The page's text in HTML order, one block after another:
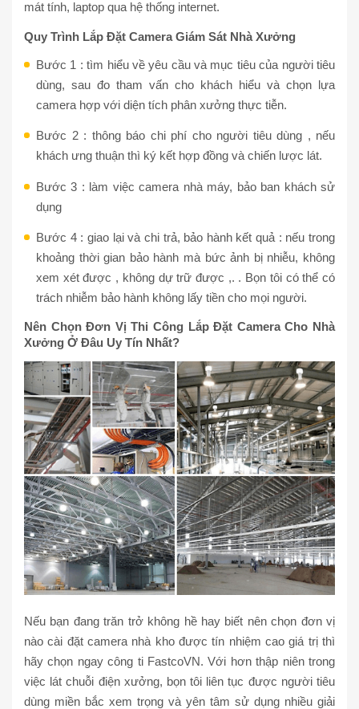
mát tính, laptop qua hệ thống internet.
Quy Trình Lắp Đặt Camera Giám Sát Nhà Xưởng
Bước 1 : tìm hiểu về yêu cầu và mục tiêu của người tiêu
dùng, sau đo tham vấn cho khách hiểu và chọn lựa
camera hợp với diện tích phân xưởng thực tiễn.
Bước 2 : thông báo chi phí cho người tiêu dùng , nếu
khách ưng thuận thì ký kết hợp đồng và chiến lược lát.
Bước 3 : làm việc camera nhà máy, bảo ban khách sử
dụng
Bước 4 : giao lại và chi trả, bảo hành kết quả : nếu trong
khoảng thời gian bảo hành mà bức ảnh bị nhiễu, không
xem xét được , không dự trữ được ,. . Bọn tôi có thể có
trách nhiễm bảo hành không lấy tiền cho mọi người.
Nên Chọn Đơn Vị Thi Công Lắp Đặt Camera Cho Nhà
Xưởng Ở Đâu Uy Tín Nhất?
Nếu bạn đang trăn trở không hề hay biết nên chọn đơn vị
nào cài đặt camera nhà kho được tín nhiệm cao giá trị thì
hãy chọn ngay công ti FastcoVN. Với hơn thập niên trong
việc lát chuỗi điện xưởng, bọn tôi liên tục được người tiêu
dùng miền bắc xem trọng và yên tâm sử dụng nhiều giải